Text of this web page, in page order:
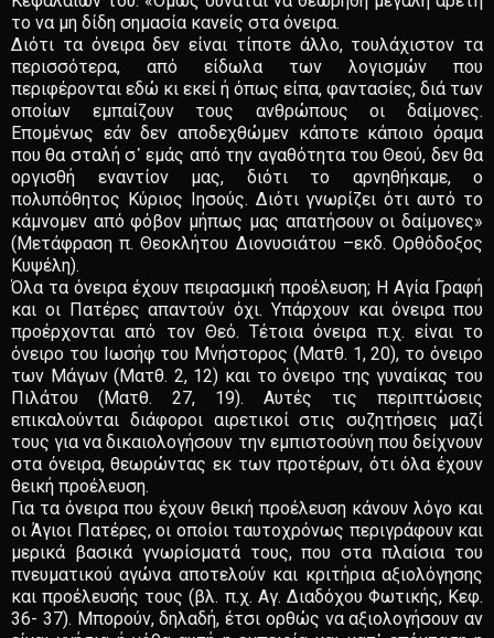
το να μη δίδη σημασία κανείς στα όνειρα.
Διότι τα όνειρα δεν είναι τίποτε άλλο, τουλάχιστον τα
περισσότερα, από είδωλα των λογισμών που
περιφέρονται εδώ κι εκεί ή όπως είπα, φαντασίες, διά των
οποίων εμπαίζουν τους ανθρώπους οι δαίμονες.
Επομένως εάν δεν αποδεχθώμεν κάποτε κάποιο όραμα
που θα σταλή σ᾽ εμάς από την αγαθότητα του Θεού, δεν θα
οργισθή εναντίον μας, διότι το αρνηθήκαμε, ο
πολυπόθητος Κύριος Ιησούς. Διότι γνωρίζει ότι αυτό το
κάμνομεν από φόβον μήπως μας απατήσουν οι δαίμονες»
(Μετάφραση π. Θεοκλήτου Διονυσιάτου –εκδ. Ορθόδοξος
Κυψέλη).
Όλα τα όνειρα έχουν πειρασμική προέλευση; Η Αγία Γραφή
και οι Πατέρες απαντούν όχι. Υπάρχουν και όνειρα που
προέρχονται από τον Θεό. Τέτοια όνειρα π.χ. είναι το
όνειρο του Ιωσήφ του Μνήστορος (Ματθ. 1, 20), το όνειρο
των Μάγων (Ματθ. 2, 12) και το όνειρο της γυναίκας του
Πιλάτου (Ματθ. 27, 19). Αυτές τις περιπτώσεις
επικαλούνται διάφοροι αιρετικοί στις συζητήσεις μαζί
τους για να δικαιολογήσουν την εμπιστοσύνη που δείχνουν
στα όνειρα, θεωρώντας εκ των προτέρων, ότι όλα έχουν
θεική προέλευση.
Για τα όνειρα που έχουν θεική προέλευση κάνουν λόγο και
οι Άγιοι Πατέρες, οι οποίοι ταυτοχρόνως περιγράφουν και
μερικά βασικά γνωρίσματά τους, που στα πλαίσια του
πνευματικού αγώνα αποτελούν και κριτήρια αξιολόγησης
και προέλευσής τους (βλ. π.χ. Αγ. Διαδόχου Φωτικής, Κεφ.
36- 37). Μπορούν, δηλαδή, έτσι ορθώς να αξιολογήσουν αν